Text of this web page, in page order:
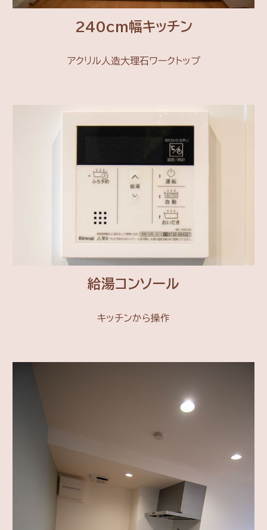
240cm幅キッチン
アクリル人造大理石ワークトップ
給湯コンソール
キッチンから操作